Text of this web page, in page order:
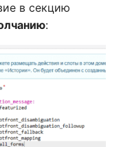
в секцию
: